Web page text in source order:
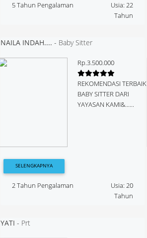
5 Tahun Pengalaman
Usia: 22
Tahun
NAILA INDAH.... - Baby Sitter
Rp.3.500.000
REKOMENDASI TERBAIK
BABY SITTER DARI
YAYASAN KAMI&......
SELENGKAPNYA
2 Tahun Pengalaman
Usia: 20
Tahun
YATI - Prt